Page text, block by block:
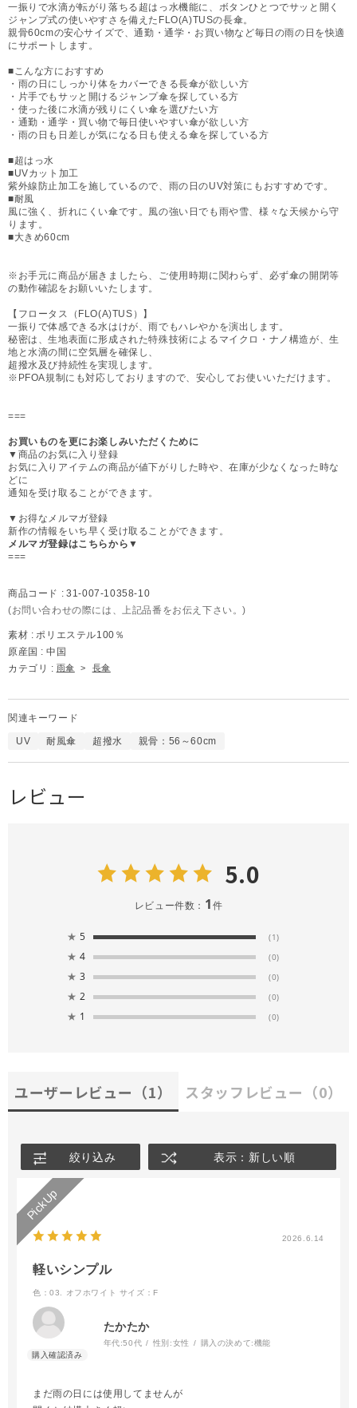
一振りで水滴が転がり落ちる超はっ水機能に、ボタンひとつでサッと開く
ジャンプ式の使いやすさを備えたFLO(A)TUSの長傘。
親骨60cmの安心サイズで、通勤・通学・お買い物など毎日の雨の日を快適
にサポートします。
■こんな方におすすめ
・雨の日にしっかり体をカバーできる長傘が欲しい方
・片手でもサッと開けるジャンプ傘を探している方
・使った後に水滴が残りにくい傘を選びたい方
・通勤・通学・買い物で毎日使いやすい傘が欲しい方
・雨の日も日差しが気になる日も使える傘を探している方
■超はっ水
■UVカット加工
紫外線防止加工を施しているので、雨の日のUV対策にもおすすめです。
■耐風
風に強く、折れにくい傘です。風の強い日でも雨や雪、様々な天候から守
ります。
■大きめ60cm
※お手元に商品が届きましたら、ご使用時期に関わらず、必ず傘の開閉等
の動作確認をお願いいたします。
【フロータス（FLO(A)TUS）】
一振りで体感できる水はけが、雨でもハレやかを演出します。
秘密は、生地表面に形成された特殊技術によるマイクロ・ナノ構造が、生
地と水滴の間に空気層を確保し、
超撥水及び持続性を実現します。
※PFOA規制にも対応しておりますので、安心してお使いいただけます。
===
お買いものを更にお楽しみいただくために
▼商品のお気に入り登録
お気に入りアイテムの商品が値下がりした時や、在庫が少なくなった時な
どに
通知を受け取ることができます。
▼お得なメルマガ登録
新作の情報をいち早く受け取ることができます。
メルマガ登録はこちらから▼
===
商品コード : 31-007-10358-10
(お問い合わせの際には、上記品番をお伝え下さい。)
素材 : ポリエステル100％
原産国 : 中国
カテゴリ : 雨傘 > 長傘
関連キーワード
UV 耐風傘 超撥水 親骨：56～60cm
レビュー
5.0
レビュー件数： 1件
★ 5 (1)
★ 4 (0)
★ 3 (0)
★ 2 (0)
★ 1 (0)
ユーザーレビュー （1） スタッフレビュー （0）
絞り込み 表示：新しい順
2026.6.14
軽いシンプル
色：03. オフホワイト サイズ：F
たかたか
年代:50代 性別:女性 購入の決めて:機能
まだ雨の日には使用してませんが